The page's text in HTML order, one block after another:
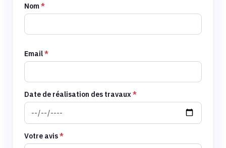
Nom*
Email*
Date de réalisation des travaux *
Votre avis*